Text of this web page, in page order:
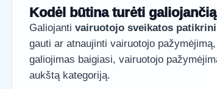
Kodėl būtina turėti
Galiojanti vairuotojo sveikatos
gauti ar atnaujinti vairuotojo
galiojimas baigiasi, vairuotojo
aukštą kategoriją.